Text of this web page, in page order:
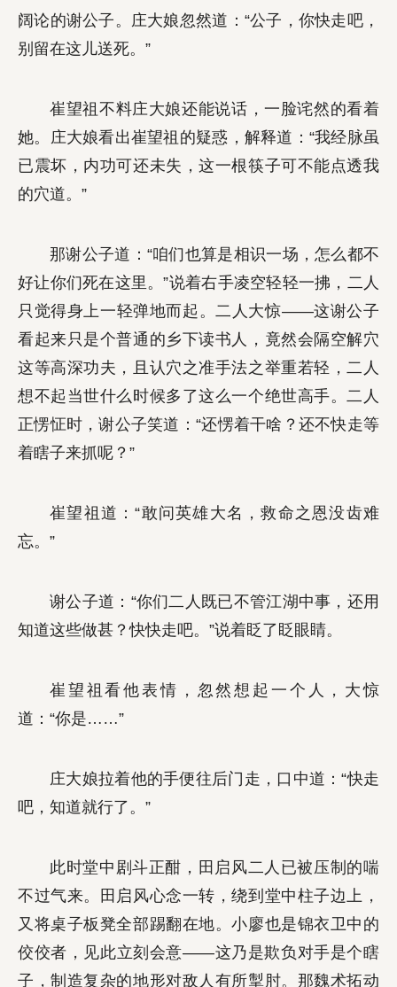
阔论的谢公子。庄大娘忽然道：“公子，你快走吧，
别留在这儿送死。”
崔望祖不料庄大娘还能说话，一脸诧然的看着
她。庄大娘看出崔望祖的疑惑，解释道：“我经脉虽
已震坏，内功可还未失，这一根筷子可不能点透我
的穴道。”
那谢公子道：“咱们也算是相识一场，怎么都不
好让你们死在这里。”说着右手凌空轻轻一拂，二人
只觉得身上一轻弹地而起。二人大惊——这谢公子
看起来只是个普通的乡下读书人，竟然会隔空解穴
这等高深功夫，且认穴之准手法之举重若轻，二人
想不起当世什么时候多了这么一个绝世高手。二人
正愣怔时，谢公子笑道：“还愣着干啥？还不快走等
着瞎子来抓呢？”
崔望祖道：“敢问英雄大名，救命之恩没齿难
忘。”
谢公子道：“你们二人既已不管江湖中事，还用
知道这些做甚？快快走吧。”说着眨了眨眼睛。
崔望祖看他表情，忽然想起一个人，大惊
道：“你是……”
庄大娘拉着他的手便往后门走，口中道：“快走
吧，知道就行了。”
此时堂中剧斗正酣，田启风二人已被压制的喘
不过气来。田启风心念一转，绕到堂中柱子边上，
又将桌子板凳全部踢翻在地。小廖也是锦衣卫中的
佼佼者，见此立刻会意——这乃是欺负对手是个瞎
子，制造复杂的地形对敌人有所掣肘。那魏术拓动